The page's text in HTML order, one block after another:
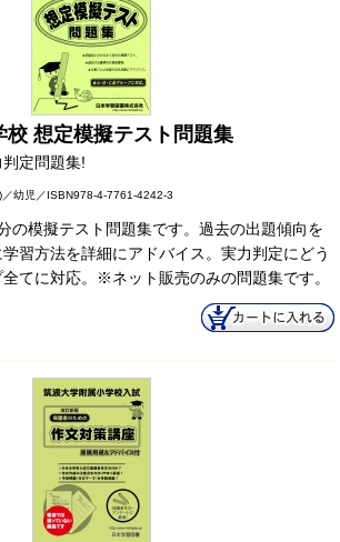
校 想定模擬テスト問題集
定問題集!
幼児／ISBN978-4-7761-4242-3
の模擬テスト問題集です。過去の出題傾向を
習方法を詳細にアドバイス。実力判定にどう
てに対応。※ネット販売のみの問題集です。